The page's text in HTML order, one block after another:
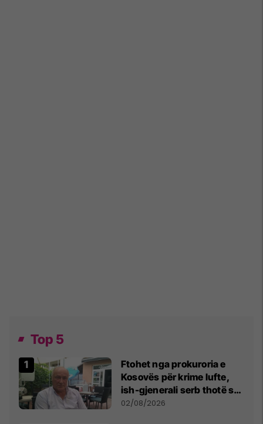
Top 5
Ftohet nga prokuroria e
Kosovës për krime lufte,
ish-gjenerali serb thotë se
dikush e tradhtoi në
02/08/2026